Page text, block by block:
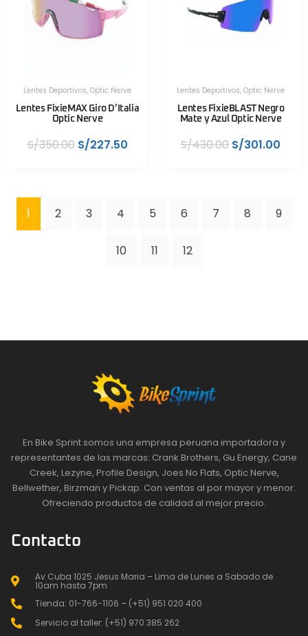
Lentes Deportivos, Optic Nerve
Lentes FixieMAX Giro D’Italia
Optic Nerve
S/350.00 S/227.50
Lentes Deportivos, Optic Nerve
Lentes FixieBLAST Negro
Mate y Azul Optic Nerve
S/430.00 S/301.00
1 2 3 4 5 6 7 8 9
10 11 12
En Bike Sprint somos una empresa peruana importadora y
representantes de las marcas: Crank Brothers, Gu Energy, Cane
Creek, Lezyne, Profile Design, Joes No Flats, Optic Nerve,
Bellwether, Birzman y Pickap. Con ventas al por mayor y menor.
Ofreciendo productos de calidad al mejor precio.
Contacto
Av Cuba 1025 Jesus Maria – Lima de Lunes a Sabado de
10am hasta 7pm
Tienda: 01-766-1106 – (+51) 951 020 400
Servicio al taller: (+51) 970 385 262